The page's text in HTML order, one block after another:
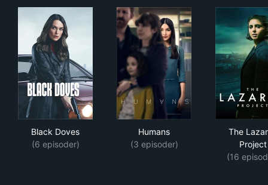
Black Doves
(6 episoder)
Humans
(3 episoder)
The
Project
(16